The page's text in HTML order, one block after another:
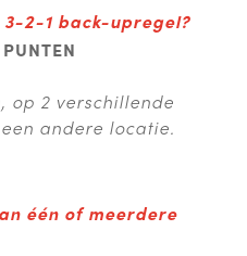
3-2-1 back-upregel?
op 2 verschillende
andere locatie.
één of meerdere